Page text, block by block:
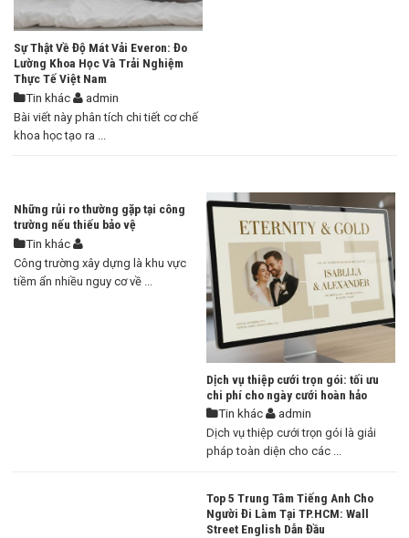
Sự Thật Về Độ Mát Vải Everon: Đo
Lường Khoa Học Và Trải Nghiệm
Thực Tế Việt Nam
Tin khác
admin
Bài viết này phân tích chi tiết cơ chế
khoa học tạo ra ...
Những rủi ro thường gặp tại công
trường nếu thiếu bảo vệ
Tin khác
Công trường xây dựng là khu vực
tiềm ẩn nhiều nguy cơ về ...
Dịch vụ thiệp cưới trọn gói: tối ưu
chi phí cho ngày cưới hoàn hảo
Tin khác
admin
Dịch vụ thiệp cưới trọn gói là giải
pháp toàn diện cho các ...
Top 5 Trung Tâm Tiếng Anh Cho
Người Đi Làm Tại TP.HCM: Wall
Street English Dẫn Đầu